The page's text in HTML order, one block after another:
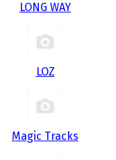
LONG WAY
LOZ
Magic Tracks